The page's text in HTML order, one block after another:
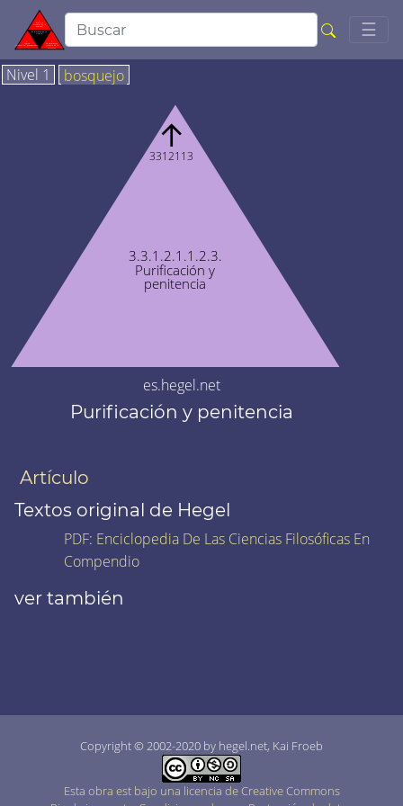
☰
Nivel 1 bosquejo
3.3.1.2.1.1.2.3.
Purificación y
penitencia
↑
3312113
es.hegel.net
Purificación y penitencia
Artículo
Textos original de Hegel
PDF: Enciclopedia De Las Ciencias Filosóficas En
Compendio
ver también
Copyright © 2002-2020 by hegel.net, Kai Froeb
Esta obra est bajo una licencia de Creative Commons